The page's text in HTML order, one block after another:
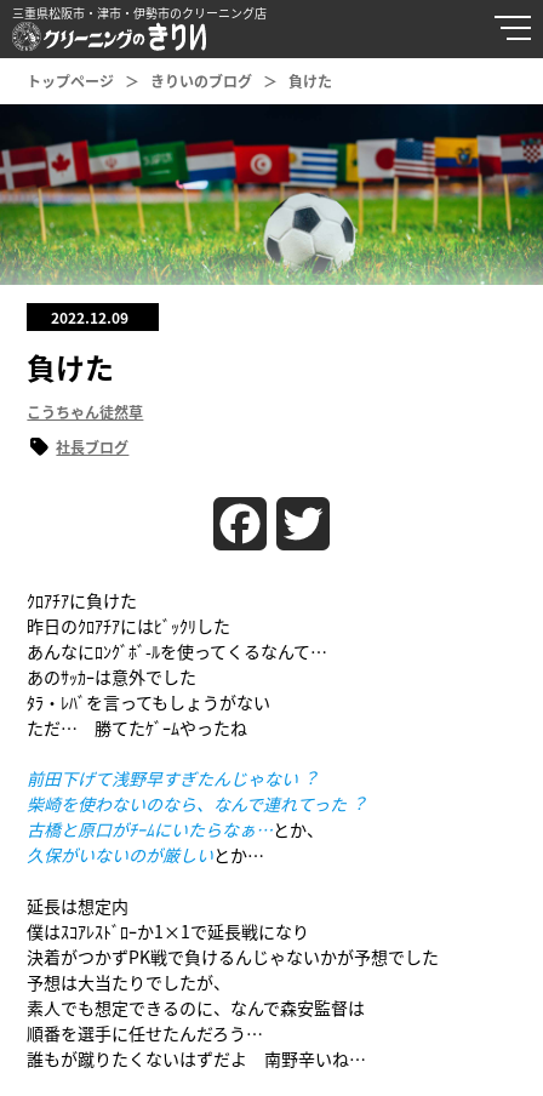
三重県松阪市・津市・伊勢市のクリーニング店
トップページ きりいのブログ 負けた
2022.12.09
負けた
こうちゃん徒然草
社長ブログ
Facebook
ｸﾛｱﾁｱに負けた
昨日のｸﾛｱﾁｱにはﾋﾞｯｸﾘした
あんなにﾛﾝｸﾞﾎﾞ-ﾙを使ってくるなんて…
あのｻｯｶｰは意外でした
ﾀﾗ・ﾚﾊﾞを言ってもしょうがない
ただ… 勝てたｹﾞｰﾑやったね
前田下げて浅野早すぎたんじゃない︖
柴崎を使わないのなら、なんで連れてった︖
古橋と原口がﾁｰﾑにいたらなぁ…とか、
久保がいないのが厳しいとか…
延長は想定内
僕はｽｺｱﾚｽﾄﾞﾛｰか1×1で延長戦になり
決着がつかずPK戦で負けるんじゃないかが予想でした
予想は大当たりでしたが、
素人でも想定できるのに、なんで森安監督は
順番を選手に任せたんだろう…
誰もが蹴りたくないはずだよ 南野辛いね…